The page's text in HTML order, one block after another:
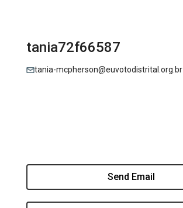
tania72f66587
tania-mcpherson@euvotodistrital.org.br
Send Email